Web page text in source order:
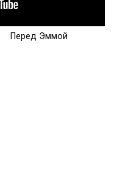
Перед Эммой